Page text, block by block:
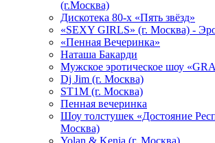
(г.Москва)
Дискотека 80-х «Пять звёзд»
«SEXY GIRLS» (г. Москва) -
«Пенная Вечеринка»
Hаташа Бакарди
Мужское эротическое шоу
Dj Jim (г. Москва)
ST1M (г. Москва)
Пенная вечеринка
Шоу толстушек «Достояние
Москва)
Yolan & Kenia (г. Москва)